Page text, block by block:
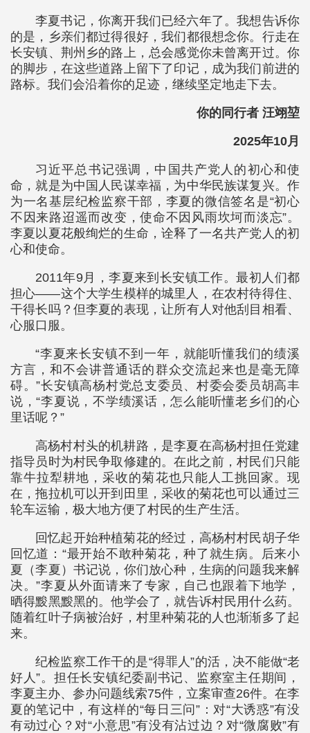
李夏书记，你离开我们已经六年了。我想告诉你
的是，乡亲们都过得很好，我们都很想念你。行走在
长安镇、荆州乡的路上，总会感觉你未曾离开过。你
的脚步，在这些道路上留下了印记，成为我们前进的
路标。我们会沿着你的足迹，继续坚定地走下去。
你的同行者 汪翊堃
2025年10月
习近平总书记强调，中国共产党人的初心和使
命，就是为中国人民谋幸福，为中华民族谋复兴。作
为一名基层纪检监察干部，李夏的微信签名是“初心
不因来路迢遥而改变，使命不因风雨坎坷而淡忘”。
李夏以夏花般绚烂的生命，诠释了一名共产党人的初
心和使命。
2011年9月，李夏来到长安镇工作。最初人们都
担心——这个大学生模样的城里人，在农村待得住、
干得长吗？但李夏的表现，让所有人对他刮目相看、
心服口服。
“李夏来长安镇不到一年，就能听懂我们的绩溪
方言，和不会讲普通话的群众交流起来也是毫无障
碍。”长安镇高杨村党总支委员、村委会委员胡高丰
说，“李夏说，不学绩溪话，怎么能听懂老乡们的心
里话呢？”
高杨村村头的机耕路，是李夏在高杨村担任党建
指导员时为村民争取修建的。在此之前，村民们只能
靠牛拉犁耕地，采收的菊花也只能人工挑回家。现
在，拖拉机可以开到田里，采收的菊花也可以通过三
轮车运输，极大地方便了村民的生产生活。
回忆起开始种植菊花的经过，高杨村村民胡子华
回忆道：“最开始不敢种菊花，种了就生病。后来小
夏（李夏）书记说，你们放心种，生病的问题我来解
决。”李夏从外面请来了专家，自己也跟着下地学，
晒得黢黑黢黑的。他学会了，就告诉村民用什么药。
随着红叶子病被治好，村里种菊花的人也渐渐多了起
来。
纪检监察工作干的是“得罪人”的活，决不能做“老
好人”。担任长安镇纪委副书记、监察室主任期间，
李夏主办、参办问题线索75件，立案审查26件。在李
夏的笔记中，有这样的“每日三问”：对“大诱惑”有没
有动过心？对“小意思”有没有沾过边？对“微腐败”有